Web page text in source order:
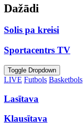
Dažādi
Solis pa kreisi
Sportacentrs TV
Toggle Dropdown
LIVE Futbols Basketbols
Lasītava
Klausītava